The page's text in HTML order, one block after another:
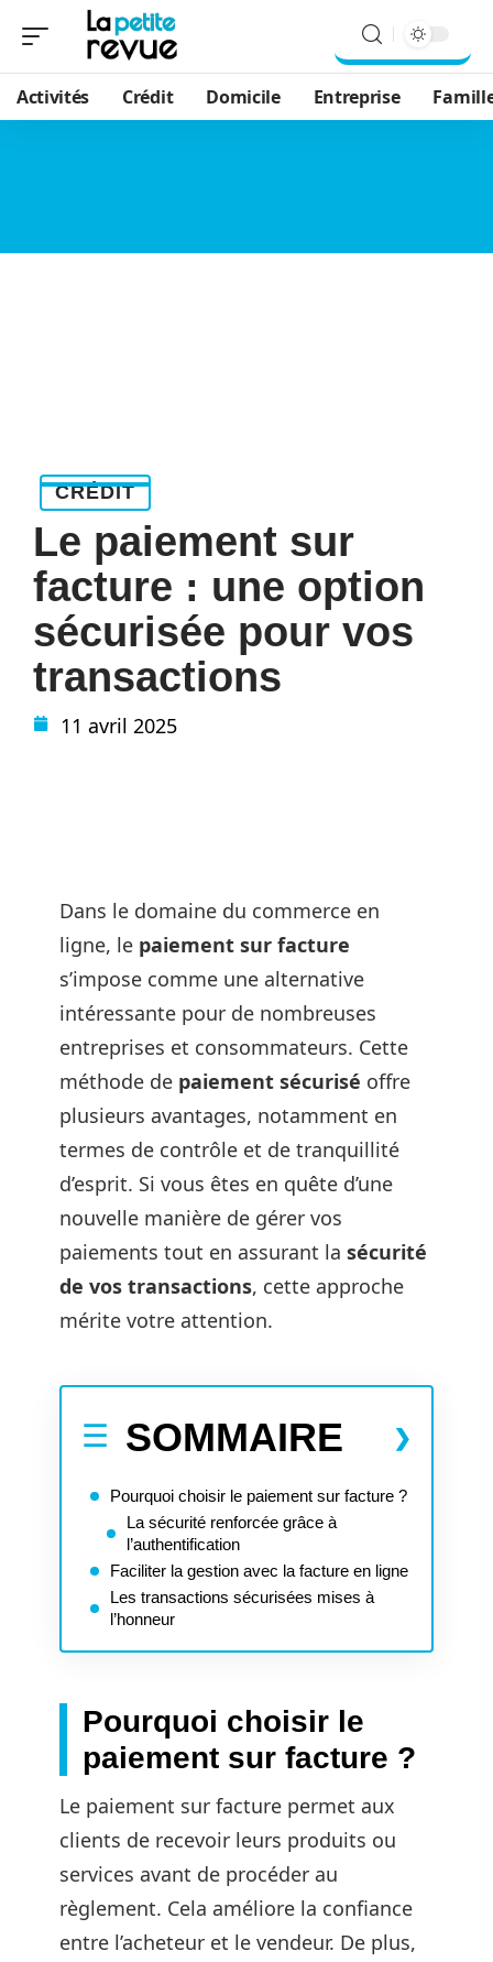
Activités Crédit Domicile Entreprise
CRÉDIT
Le paiement sur
facture : une option
sécurisée pour vos
transactions
11 avril 2025
Dans le domaine du commerce en
ligne, le paiement sur facture
s’impose comme une alternative
intéressante pour de nombreuses
entreprises et consommateurs. Cette
méthode de paiement sécurisé offre
plusieurs avantages, notamment en
termes de contrôle et de tranquillité
d’esprit. Si vous êtes en quête d’une
nouvelle manière de gérer vos
paiements tout en assurant la sécurité
de vos transactions, cette approche
mérite votre attention.
SOMMAIRE
Pourquoi choisir le paiement sur facture ?
La sécurité renforcée grâce à
l’authentification
Faciliter la gestion avec la facture en ligne
Les transactions sécurisées mises à
l’honneur
Pourquoi choisir le
paiement sur facture ?
Le paiement sur facture permet aux
clients de recevoir leurs produits ou
services avant de procéder au
règlement. Cela améliore la confiance
entre l’acheteur et le vendeur. De plus,